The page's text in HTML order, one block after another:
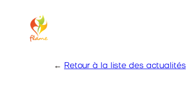
content
← Retour à la liste des actualités